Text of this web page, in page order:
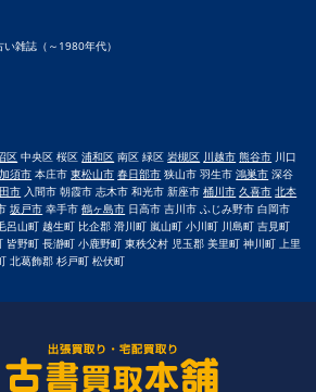
雑誌（～1980年代）
区 中央区 桜区浦和区 南区 緑区岩槻区 川越市 熊谷市 川口
加須市 本庄市東松山市 春日部市 狭山市 羽生市鴻巣市 深谷
市 入間市 朝霞市 志木市 和光市 新座市桶川市 久喜市 北本
坂戸市 幸手市鶴ヶ島市 日高市 吉川市 ふじみ野市 白岡市
呂山町 越生町 比企郡 滑川町 嵐山町 小川町 川島町 吉見町
皆野町 長瀞町 小鹿野町 東秩父村 児玉郡 美里町 神川町 上里
北葛飾郡 杉戸町 松伏町